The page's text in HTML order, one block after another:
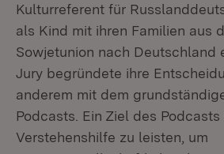
Kulturreferent für
als Kind mit ihren Familien aus
Sowjetunion nach Deutschland
Jury begründete ihre
anderem mit dem
Podcasts. Ein Ziel des Podcasts
Verstehenshilfe zu leisten, um